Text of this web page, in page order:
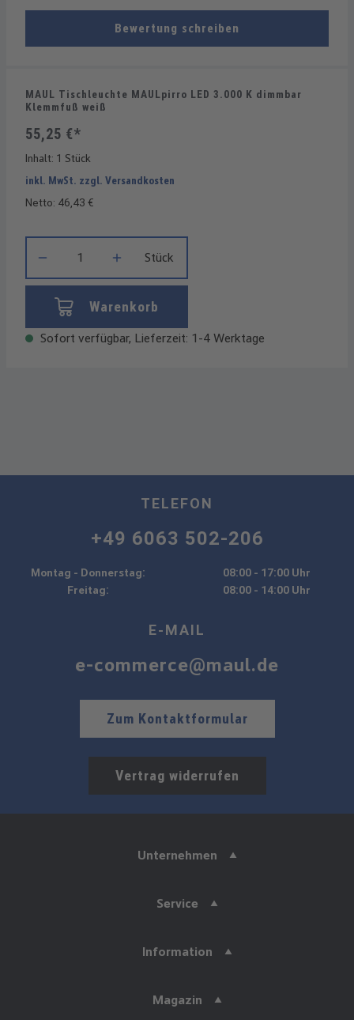
Bewertung schreiben
MAUL Tischleuchte MAULpirro LED 3.000 K dimmbar
Klemmfuß weiß
55,25 €*
Inhalt: 1 Stück
inkl. MwSt. zzgl. Versandkosten
Netto: 46,43 €
Stück
Warenkorb
Sofort verfügbar, Lieferzeit: 1-4 Werktage
TELEFON
+49 6063 502-206
Montag - Donnerstag:
08:00 - 17:00 Uhr
Freitag:
08:00 - 14:00 Uhr
E-MAIL
e-commerce@maul.de
Zum Kontaktformular
Vertrag widerrufen
Unternehmen
Service
Information
Magazin